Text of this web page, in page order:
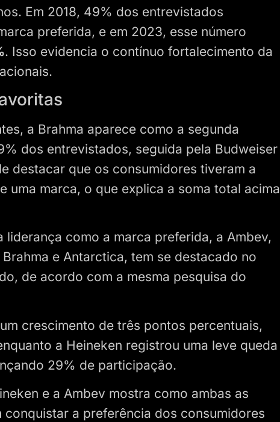
Em 2018, 49% dos entrevistados
preferida, e em 2023, esse número
. Isso evidencia o contínuo fortalecimento da
a Brahma aparece como a segunda
dos entrevistados, seguida pela Budweiser
destacar que os consumidores tiveram a
uma marca, o que explica a soma total acima
liderança como a marca preferida, a Ambev,
e Antarctica, tem se destacado no
de acordo com a mesma pesquisa do
crescimento de três pontos percentuais,
a Heineken registrou uma leve queda
29% de participação.
e a Ambev mostra como ambas as
conquistar a preferência dos consumidores